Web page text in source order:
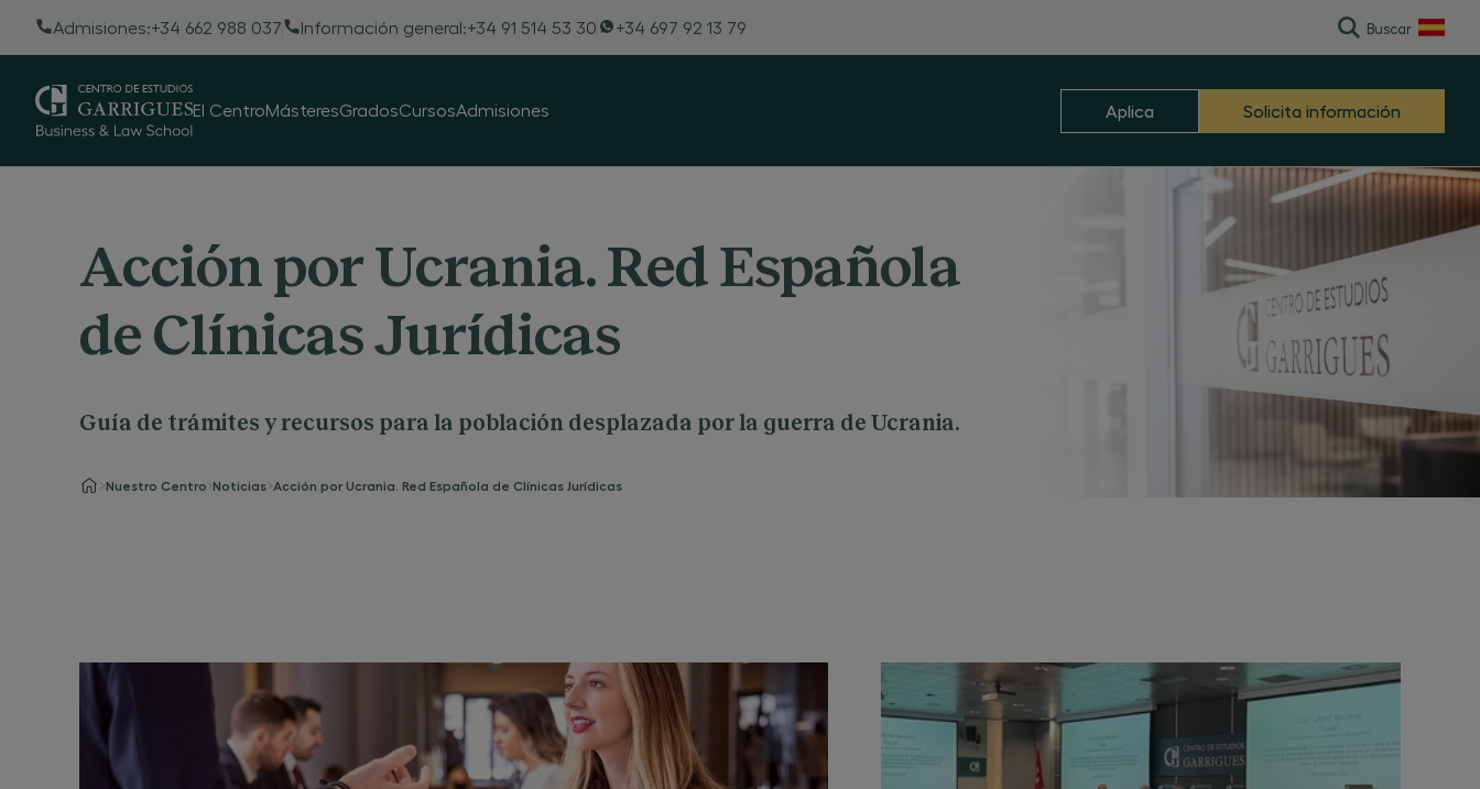
Admisiones:+34 662 988 037 Información general:+34 91 514 53 30 +34 697 92 13 79 Buscar
El CentroMásteresGradosCursosAdmisiones Aplica Solicita información
Acción por Ucrania. Red Española
de Clínicas Jurídicas
Guía de trámites y recursos para la población desplazada por la guerra de Ucrania.
Nuestro Centro Noticias Acción por Ucrania. Red Española de Clínicas Jurídicas